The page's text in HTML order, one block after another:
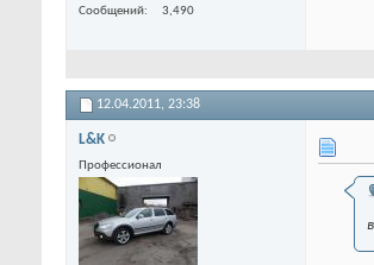
Сообщений
3,490
12.04.2011, 23:38
L&K
Профессионал